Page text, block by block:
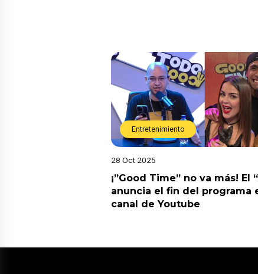
Entretenimiento
28 Oct 2025
¡”Good Time” no va más! El
anuncia el fin del programa
canal de Youtube